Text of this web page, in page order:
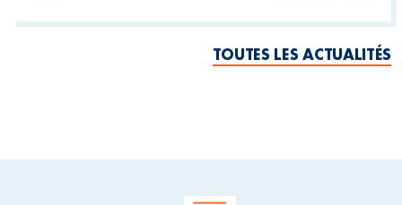
TOUTES LES ACTUALITÉS